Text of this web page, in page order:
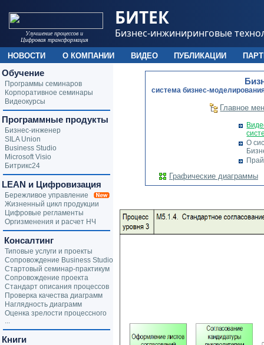
cистема бизнес-
Главное
О
Графические диаграммы
Обучение
Программы семинаров
Корпоративное семинары
Видеокурсы
Программные продукты
Бизнес-инженер
SILA Union
Business Studio
Microsoft Visio
Битрикс24
LEAN и Цифровизация
Бережливое управление
Жизненный цикл продукции
Цифровые регламенты
Оргизменения и расчет НЧ
Консалтинг
Типовые услуги и проекты
Сопровождение Business Studio
Стартовый семинар-практикум
Сопровождение проекта
Стандарт описания процессов
Проверка качества диаграмм
Наглядность диаграмм
Оценка зрелости процессного
...
Книги
Улучшение процессов и
Цифровая трансформация
БИТЕК
Бизнес-инжиниринговые
НОВОСТИ О КОМПАНИИ ВИДЕО ПУБЛИКАЦИИ